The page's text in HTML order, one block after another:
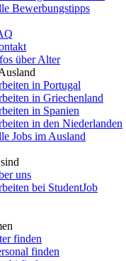
Bewerbungstipps
über Alter
in Portugal
in Griechenland
in Spanien
in den Niederlanden
Jobs im Ausland
uns
bei StudentJob
finden
finden